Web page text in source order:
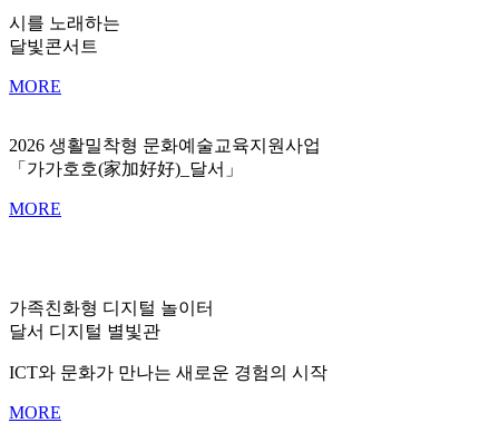
시를 노래하는
달빛콘서트
MORE
2026 생활밀착형 문화예술교육지원사업
「가가호호(家加好好)_달서」
MORE
가족친화형 디지털 놀이터
달서 디지털 별빛관
ICT와 문화가 만나는 새로운 경험의 시작
MORE